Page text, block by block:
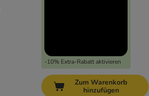
-10% Extra-Rabatt aktivieren
Zum Warenkorb
hinzufügen